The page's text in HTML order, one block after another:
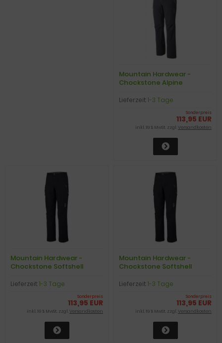
Mountain Hardwear -
Chockstone Alpine
shark, Gr. XL
Lieferzeit:1-3 Tage
Sonderpreis
113,95 EUR
inkl. 19 % MwSt. zzgl.Versandkosten
Mountain Hardwear -
Chockstone Softshell
Lieferzeit:1-3 Tage
Sonderpreis
113,95 EUR
inkl. 19 % MwSt. zzgl.Versandkosten
Mountain Hardwear -
Chockstone Softshell
Lieferzeit:1-3 Tage
Sonderpreis
113,95 EUR
inkl. 19 % MwSt. zzgl.Versandkosten